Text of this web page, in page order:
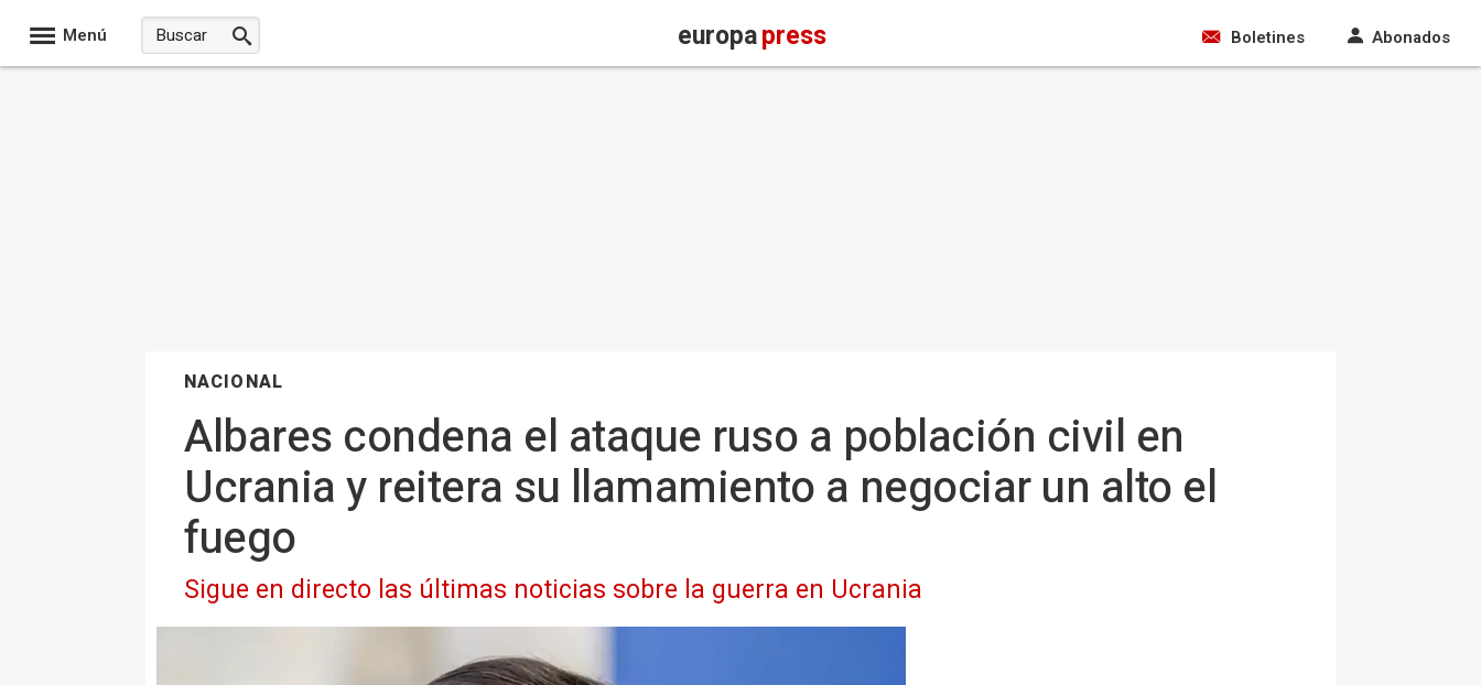
Menú europapress Boletines Abonados
NACIONAL
Albares condena el ataque ruso a población civil en
Ucrania y reitera su llamamiento a negociar un alto el
fuego
Sigue en directo las últimas noticias sobre la guerra en Ucrania